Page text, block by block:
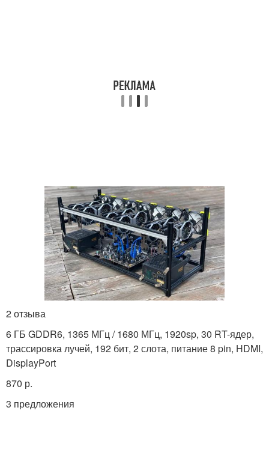
2 отзыва
6 ГБ GDDR6, 1365 МГц / 1680 МГц, 1920sp, 30 RT-ядер,
трассировка лучей, 192 бит, 2 слота, питание 8 pin, HDMI,
DisplayPort
870 р.
3 предложения